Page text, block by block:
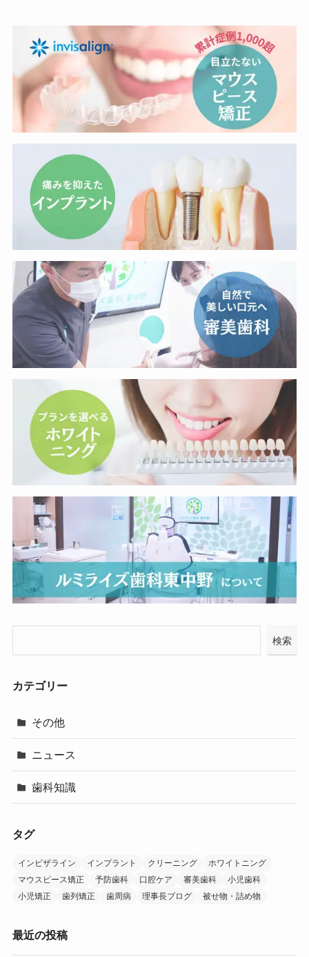
検索
カテゴリー
その他
ニュース
歯科知識
タグ
インビザライン インプラント クリーニング
ホワイトニング
マウスピース矯正
予防歯科 口腔ケア 審美歯科
小児歯科
小児矯正
歯列矯正 歯周病 理事長ブログ 被せ物・詰め物
最近の投稿